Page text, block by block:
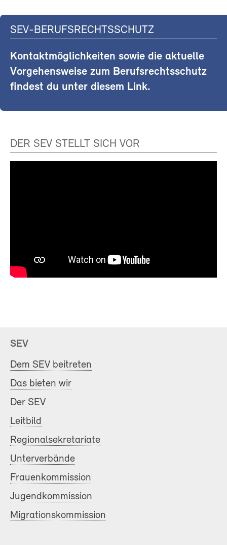
SEV-BERUFSRECHTSSCHUTZ
Kontaktmöglichkeiten sowie die aktuelle
Vorgehensweise zum Berufsrechtsschutz
findest du unter diesem Link.
DER SEV STELLT SICH VOR
SEV
Dem SEV beitreten
Das bieten wir
Der SEV
Leitbild
Regionalsekretariate
Unterverbände
Frauenkommission
Jugendkommission
Migrationskommission